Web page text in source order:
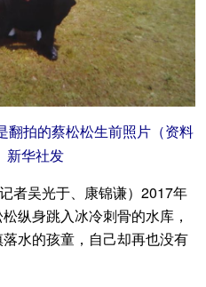
翻拍的蔡松松生前照片（资料
新华社发
吴光于、康锦谦）2017年
纵身跳入冰冷刺骨的水库，
水的孩童，自己却再也没有